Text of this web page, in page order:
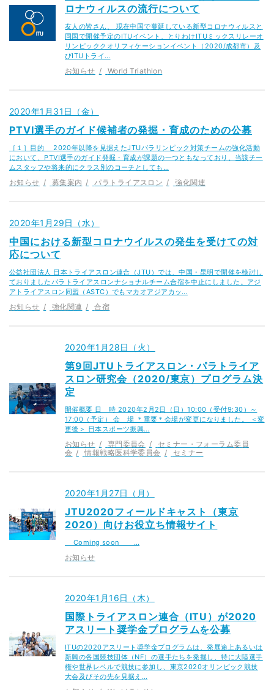
ロナウィルスの流行について
友人の皆さん、 現在中国で蔓延している新型コロナウィルスと
同国で開催予定のITUイベント、とりわけITUミックスリレーオ
リンピッククオリフィケーションイベント（2020/成都市）及
びITUトライ…
お知らせ World Triathlon
2020年1月31日（金）
PTVI選手のガイド候補者の発掘・育成のための公募
［１］目的 2020年以降を見据えたJTUパラリンピック対策チームの強化活動
において、PTVI選手のガイド発掘・育成が課題の一つともなっており、当該チー
ムスタッフや将来的にクラス別のコーチとしても…
お知らせ 募集案内 パラトライアスロン 強化関連
2020年1月29日（水）
中国における新型コロナウイルスの発生を受けての対
応について
公益社団法人 日本トライアスロン連合（JTU）では、中国・昆明で開催を検討し
ておりましたパラトライアスロンナショナルチーム合宿を中止にしました。アジ
アトライアスロン同盟（ASTC）でもマカオアジアカッ…
お知らせ 強化関連 合宿
2020年1月28日（火）
第9回JTUトライアスロン・パラトライア
スロン研究会（2020/東京）プログラム決
定
開催概要 日 時 2020年2月2日（日）10:00（受付9:30）～
17:00（予定） 会 場 ＊重要＊会場が変更になりました。 ＜変
更後＞ 日本スポーツ振興…
お知らせ 専門委員会
セミナー・フォーラム委員
会
情報戦略医科学委員会 セミナー
2020年1月27日（月）
JTU2020フィールドキャスト（東京
2020）向けお役立ち情報サイト
Coming soon …
お知らせ
2020年1月16日（木）
国際トライアスロン連合（ITU）が2020
アスリート奨学金プログラムを公募
ITUの2020アスリート奨学金プログラムは、発展途上あるいは
新興の各国競技団体（NF）の選手たちを発掘し、特に大陸選手
権や世界レベルで競技に参加し、東京2020オリンピック競技
大会及びその先を見据え…